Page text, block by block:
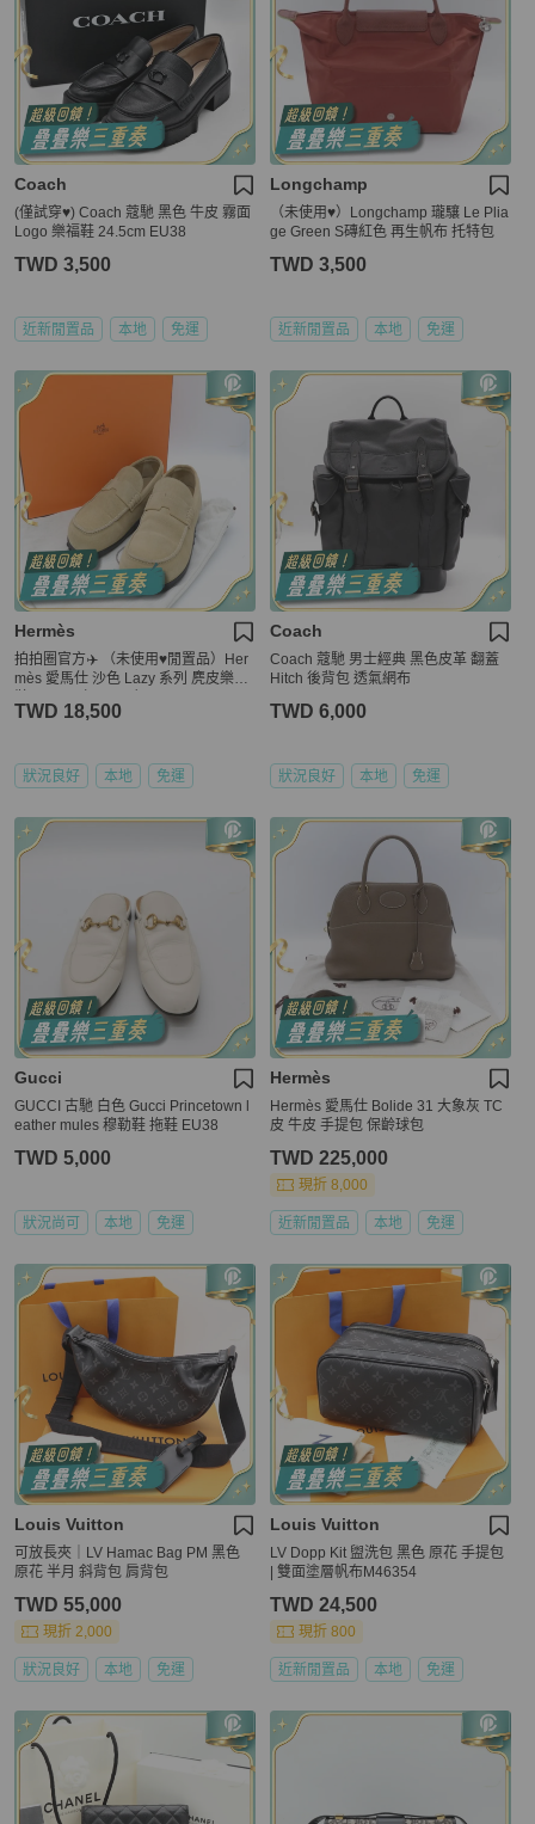
Coach
(僅試穿♥️) Coach 蔻馳 黑色 牛皮 霧面
Logo 樂福鞋 24.5cm EU38
TWD 3,500
近新閒置品 本地 免運
Longchamp
（未使用♥️）Longchamp 瓏驤 Le Plia
ge Green S磚紅色 再生帆布 托特包
TWD 3,500
近新閒置品 本地 免運
Hermès
拍拍圈官方✈️ （未使用♥️閒置品）Her
mès 愛馬仕 沙色 Lazy 系列 麂皮樂福
TWD 18,500
狀況良好 本地 免運
Coach
Coach 蔻馳 男士經典 黑色皮革 翻蓋
Hitch 後背包 透氣網布
TWD 6,000
狀況良好 本地 免運
Gucci
GUCCI 古馳 白色 Gucci Princetown l
eather mules 穆勒鞋 拖鞋 EU38
TWD 5,000
狀況尚可 本地 免運
Hermès
Hermès 愛馬仕 Bolide 31 大象灰 TC
皮 牛皮 手提包 保齡球包
TWD 225,000
現折 8,000
近新閒置品 本地 免運
Louis Vuitton
可放長夾｜LV Hamac Bag PM 黑色
原花 半月 斜背包 肩背包
TWD 55,000
現折 2,000
狀況良好 本地 免運
Louis Vuitton
LV Dopp Kit 盥洗包 黑色 原花 手提包
| 雙面塗層帆布M46354
TWD 24,500
現折 800
近新閒置品 本地 免運